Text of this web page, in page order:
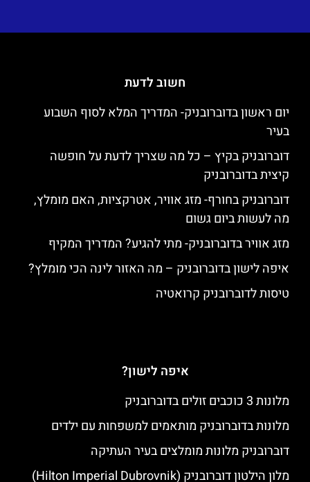
חשוב לדעת
יום ראשון בדוברובניק- המדריך המלא לסוף השבוע
בעיר
דוברובניק בקיץ – כל מה שצריך לדעת על חופשה
קיצית בדוברובניק
דוברובניק בחורף- מזג אוויר, אטרקציות, האם מומלץ,
מה לעשות ביום גשום
מזג אוויר בדוברובניק- מתי להגיע? המדריך המקיף
איפה לישון בדוברובניק – מה האזור לינה הכי מומלץ?
טיסות לדוברובניק קרואטיה
איפה לישון?
מלונות 3 כוכבים זולים בדוברובניק
מלונות בדוברובניק מותאמים למשפחות עם ילדים
דוברובניק מלונות מומלצים בעיר העתיקה
מלון הילטון דוברובניק (Hilton Imperial Dubrovnik)